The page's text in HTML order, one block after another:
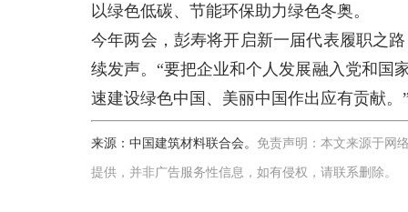
以绿色低碳、节能环保助力绿色冬奥。
今年两会，彭寿将开启新一届代表履职之
续发声。“要把企业和个人发展融入党和国
速建设绿色中国、美丽中国作出应有贡献。
来源：中国建筑材料联合会。 免责声明：本文来源于网
提供，并非广告服务性信息，如有侵权，请联系删除。